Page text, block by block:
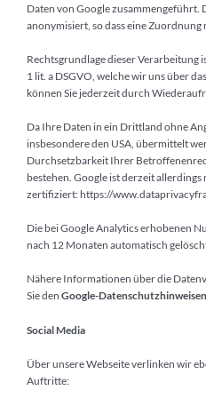
Daten von Google zusammengeführt.
anonymisiert, so dass eine Zuordnung
Rechtsgrundlage dieser Verarbeitung
1 lit. a DSGVO, welche wir uns über
können Sie jederzeit durch
Da Ihre Daten in ein Drittland ohne
insbesondere den USA, übermittelt
Durchsetzbarkeit Ihrer
bestehen. Google ist derzeit
zertifiziert: https://
Die bei Google Analytics erhobenen
nach 12 Monaten automatisch
Nähere Informationen über die
Sie den Google-Datenschutzhinweisen
Social Media
Über unsere Webseite verlinken wir
Auftritte: